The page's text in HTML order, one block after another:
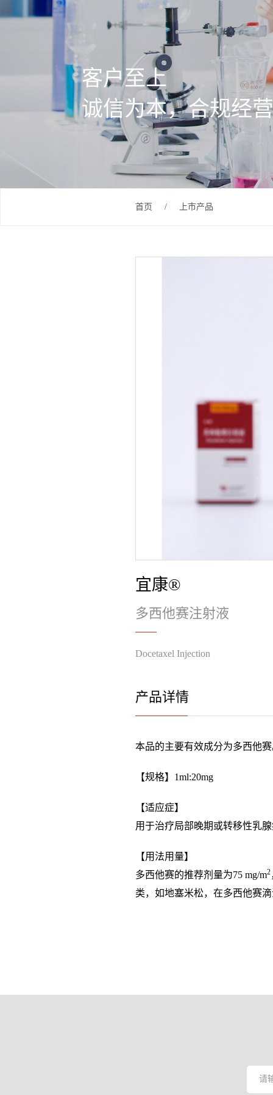
客户至上
诚信为本，合规经
首页 / 上市产品
宜康®
多西他赛注射液
Docetaxel Injection
产品详情
本品的主要有效成分为多西他
【规格】1ml:20mg
【适应症】
用于治疗局部晚期或转移性乳
【用法用量】
多西他赛的推荐剂量为75 mg/m2
类，如地塞米松，在多西他赛